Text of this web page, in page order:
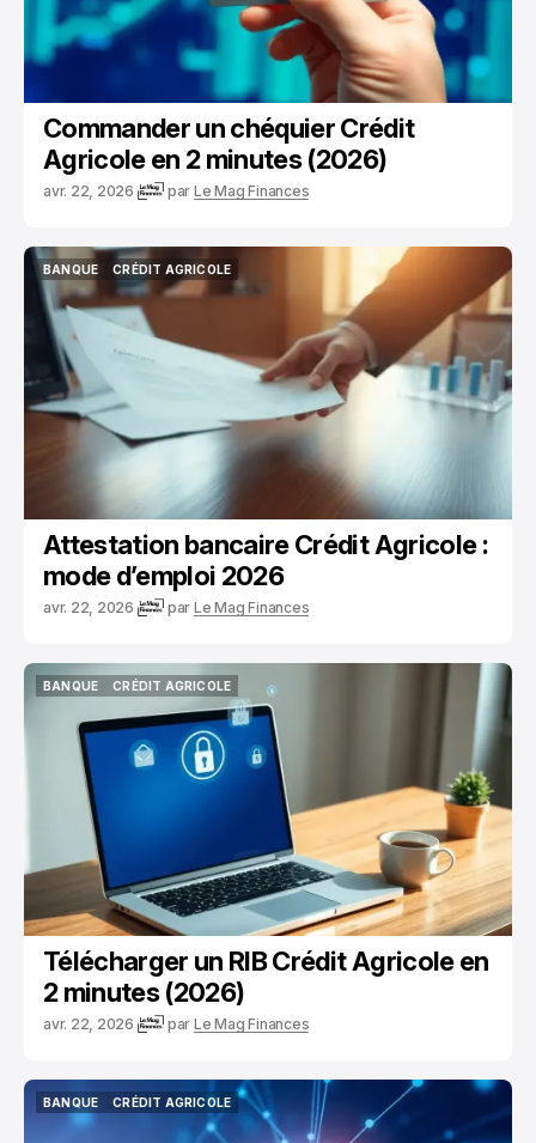
Commander un chéquier Crédit
Agricole en 2 minutes (2026)
avr. 22, 2026 par Le Mag Finances
BANQUE
BANQUE
CRÉDIT AGRICOLE
CRÉDIT AGRICOLE
Attestation bancaire Crédit Agricole :
mode d’emploi 2026
avr. 22, 2026 par Le Mag Finances
BANQUE
CRÉDIT AGRICOLE
CRÉDIT AGRICOLE
Télécharger un RIB Crédit Agricole en
2 minutes (2026)
avr. 22, 2026 par Le Mag Finances
BANQUE
BANQUE
CRÉDIT AGRICOLE
CRÉDIT AGRICOLE